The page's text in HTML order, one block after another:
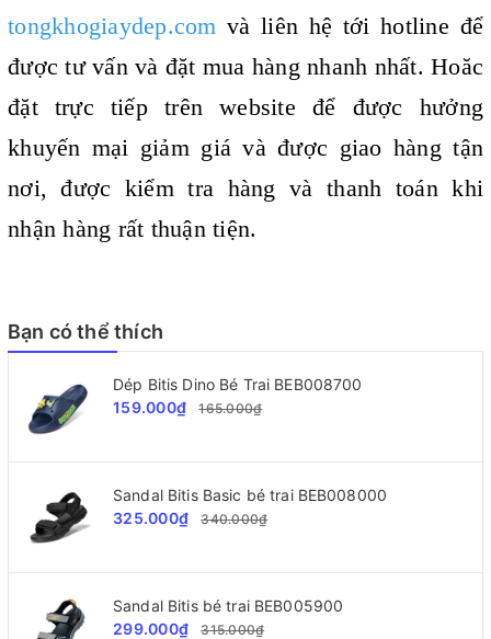
tongkhogiaydep.com và liên hệ tới hotline để
được tư vấn và đặt mua hàng nhanh nhất. Hoăc
đặt trực tiếp trên website để được hưởng
khuyến mại giảm giá và được giao hàng tận
nơi, được kiểm tra hàng và thanh toán khi
nhận hàng rất thuận tiện.
Bạn có thể thích
Dép Bitis Dino Bé Trai BEB008700
159.000₫
165.000₫
Sandal Bitis Basic bé trai BEB008000
325.000₫
340.000₫
Sandal Bitis bé trai BEB005900
299.000₫
315.000₫